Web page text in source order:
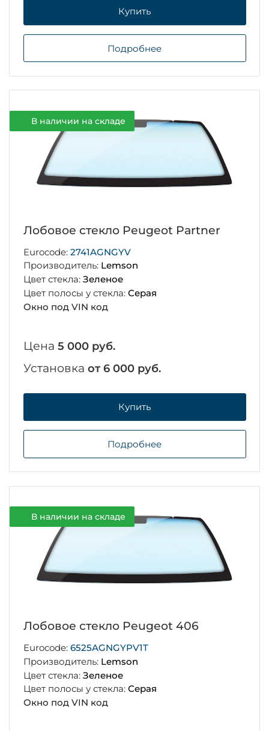
Купить
Подробнее
В наличии на складе
Лобовое стекло Peugeot Partner
Eurocode: 2741AGNGYV
Производитель: Lemson
Цвет стекла: Зеленое
Цвет полосы у стекла: Серая
Окно под VIN код
Цена 5 000 руб.
Установка от 6 000 руб.
Купить
Подробнее
В наличии на складе
Лобовое стекло Peugeot 406
Eurocode: 6525AGNGYPV1T
Производитель: Lemson
Цвет стекла: Зеленое
Цвет полосы у стекла: Серая
Окно под VIN код